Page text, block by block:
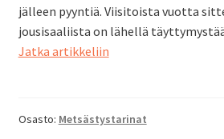
jälleen pyyntiä. Viisitoista vuotta
jousisaaliista on lähellä
Jatka artikkeliinUnelmasta
Osasto: Metsästystarinat